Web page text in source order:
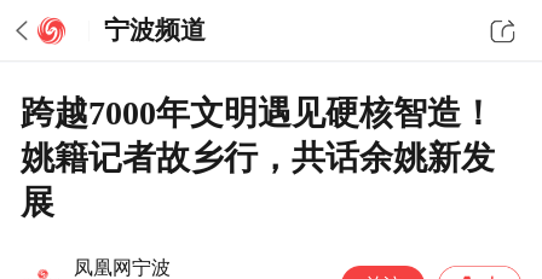
宁波频道
跨越7000年文明遇见硬核智造！
姚籍记者故乡行，共话余姚新发
展
凤凰网宁波